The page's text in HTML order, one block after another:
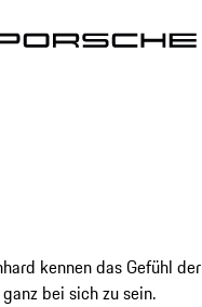
kennen das Gefühl der
bei sich zu sein.